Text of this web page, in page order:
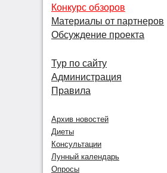
Конкурс обзоров
Материалы от партнеров
Обсуждение проекта
Тур по сайту
Администрация
Правила
Архив новостей
Диеты
Консультации
Лунный календарь
Опросы